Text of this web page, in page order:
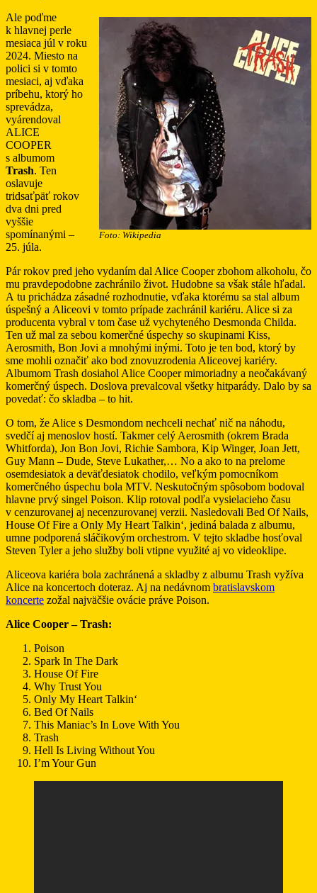
Foto: Wikipedia
Ale poďme
k hlavnej perle
mesiaca júl v roku
2024. Miesto na
polici si v tomto
mesiaci, aj vďaka
príbehu, ktorý ho
sprevádza,
vyárendoval
ALICE
COOPER
s albumom
Trash. Ten
oslavuje
tridsaťpäť rokov
dva dni pred
vyššie
spomínanými –
25. júla.
Pár rokov pred jeho vydaním dal Alice Cooper zbohom alkoholu, čo
mu pravdepodobne zachránilo život. Hudobne sa však stále hľadal.
A tu prichádza zásadné rozhodnutie, vďaka ktorému sa stal album
úspešný a Aliceovi v tomto prípade zachránil kariéru. Alice si za
producenta vybral v tom čase už vychyteného Desmonda Childa.
Ten už mal za sebou komerčné úspechy so skupinami Kiss,
Aerosmith, Bon Jovi a mnohými inými. Toto je ten bod, ktorý by
sme mohli označiť ako bod znovuzrodenia Aliceovej kariéry.
Albumom Trash dosiahol Alice Cooper mimoriadny a neočakávaný
komerčný úspech. Doslova prevalcoval všetky hitparády. Dalo by sa
povedať: čo skladba – to hit.
O tom, že Alice s Desmondom nechceli nechať nič na náhodu,
svedčí aj menoslov hostí. Takmer celý Aerosmith (okrem Brada
Whitforda), Jon Bon Jovi, Richie Sambora, Kip Winger, Joan Jett,
Guy Mann – Dude, Steve Lukather,… No a ako to na prelome
osemdesiatok a deväťdesiatok chodilo, veľkým pomocníkom
komerčného úspechu bola MTV. Neskutočným spôsobom bodoval
hlavne prvý singel Poison. Klip rotoval podľa vysielacieho času
v cenzurovanej aj necenzurovanej verzii. Nasledovali Bed Of Nails,
House Of Fire a Only My Heart Talkin‘, jediná balada z albumu,
umne podporená sláčikovým orchestrom. V tejto skladbe hosťoval
Steven Tyler a jeho služby boli vtipne využité aj vo videoklipe.
Aliceova kariéra bola zachránená a skladby z albumu Trash vyžíva
Alice na koncertoch doteraz. Aj na nedávnom bratislavskom
koncerte zožal najväčšie ovácie práve Poison.
Alice Cooper – Trash:
Poison
Spark In The Dark
House Of Fire
Why Trust You
Only My Heart Talkin‘
Bed Of Nails
This Maniac’s In Love With You
Trash
Hell Is Living Without You
I’m Your Gun